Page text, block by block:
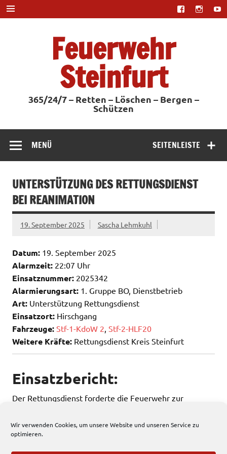
Wir verwenden Cookies, um unsere Website und unseren Service zu
optimieren.
Zum
Inhalt
springen
Feuerwehr
Steinfurt
365/24/7 – Retten – Löschen – Bergen –
Schützen
SEITENLEISTE
MENÜ
UNTERSTÜTZUNG DES RETTUNGSDIENST
BEI REANIMATION
19. September 2025 Sascha Lehmkuhl
Datum: 19. September 2025
Alarmzeit: 22:07 Uhr
Einsatznummer: 2025342
Alarmierungsart: 1. Gruppe BO, Dienstbetrieb
Art: Unterstützung Rettungsdienst
Einsatzort: Hirschgang
Fahrzeuge: Stf-1-KdoW 2 Stf-2-HLF20
Weitere Kräfte: Rettungsdienst Kreis Steinfurt
Einsatzbericht:
Der Rettungsdienst forderte die Feuerwehr zur
335 total views